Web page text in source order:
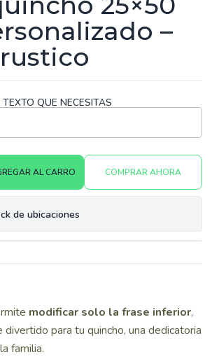
–
QUE NECESITAS
AL CARRO COMPRAR AHORA
de ubicaciones
modificar solo la frase inferior,
divertido para tu quincho, una dedicatoria
familia.